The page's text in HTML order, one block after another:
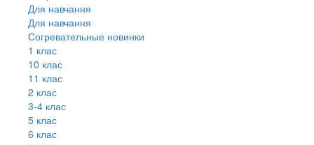
Для навчання
Для навчання
Согревательные новинки
1 клас
10 клас
11 клас
2 клас
3-4 клас
5 клас
6 клас